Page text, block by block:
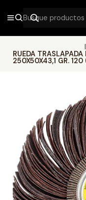
RUEDA
250X50X43,1 GR.